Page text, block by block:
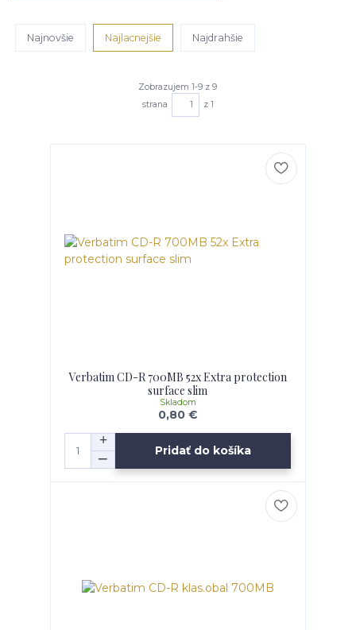
Najnovšie Najlacnejšie Najdrahšie
Zobrazujem 1-9 z 9
strana
z 1
Verbatim CD-R 700MB 52x Extra protection
surface slim
0,80 €
Skladom
Pridať do košíka